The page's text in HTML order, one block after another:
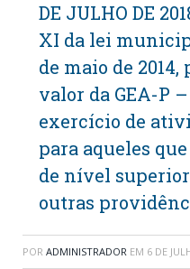
DE JULHO DE
XI da lei
de maio de
valor da GEA-P
exercício de
para aqueles
de nível
outras
POR ADMINISTRADOR EM 6 DE